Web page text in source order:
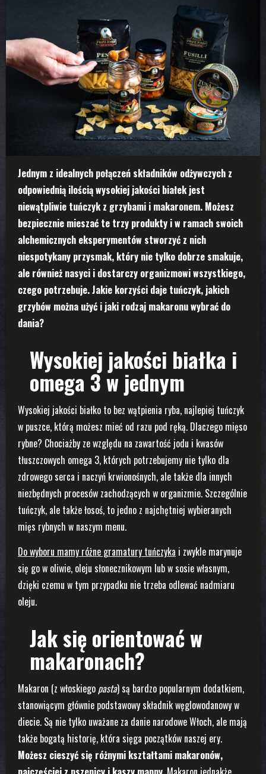
Jednym z idealnych połączeń składników odżywczych z
odpowiednią ilością wysokiej jakości białek jest
niewątpliwie tuńczyk z grzybami i makaronem. Możesz
bezpiecznie mieszać te trzy produkty i w ramach swoich
alchemicznych eksperymentów stworzyć z nich
niespotykany przysmak, który nie tylko dobrze smakuje,
ale również nasyci i dostarczy organizmowi wszystkiego,
czego potrzebuje. Jakie korzyści daje tuńczyk, jakich
grzybów można użyć i jaki rodzaj makaronu wybrać do
dania?
Wysokiej jakości białka i
omega 3 w jednym
Wysokiej jakości białko to bez wątpienia ryba, najlepiej tuńczyk
w puszce, którą możesz mieć od razu pod ręką. Dlaczego mięso
rybne? Chociażby ze względu na zawartość jodu i kwasów
tłuszczowych omega 3, których potrzebujemy nie tylko dla
zdrowego serca i naczyń krwionośnych, ale także dla innych
niezbędnych procesów zachodzących w organizmie. Szczególnie
tuńczyk, ale także łosoś, to jedno z najchętniej wybieranych
mięs rybnych w naszym menu.
Do wyboru mamy różne gramatury tuńczyka i zwykle marynuje
się go w oliwie, oleju słonecznikowym lub w sosie własnym,
dzięki czemu w tym przypadku nie trzeba odlewać nadmiaru
oleju.
Jak się orientować w
makaronach?
Makaron (z włoskiego pasta) są bardzo popularnym dodatkiem,
stanowiącym głównie podstawowy składnik węglowodanowy w
diecie. Są nie tylko uważane za danie narodowe Włoch, ale mają
także bogatą historię, która sięga początków naszej ery.
Możesz cieszyć się różnymi kształtami makaronów,